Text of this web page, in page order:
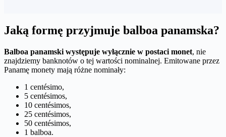
Jaką formę przyjmuje balboa panamska?
Balboa panamski występuje wyłącznie w postaci monet, nie
znajdziemy banknotów o tej wartości nominalnej. Emitowane przez
Panamę monety mają różne nominały:
1 centésimo,
5 centésimos,
10 centésimos,
25 centésimos,
50 centésimos,
1 balboa.